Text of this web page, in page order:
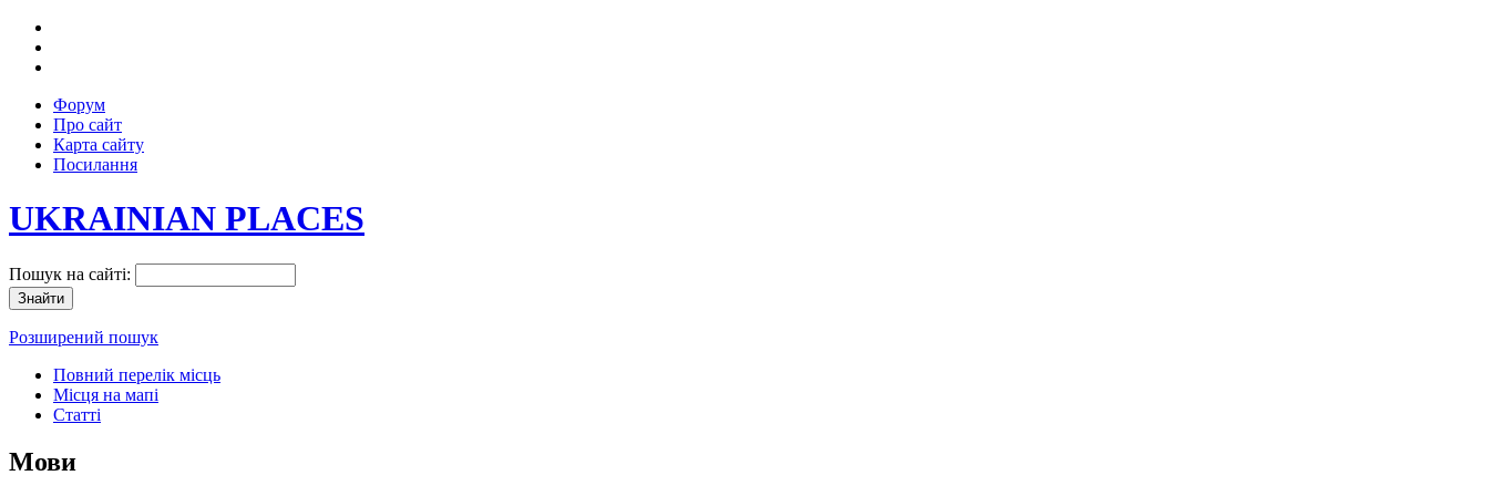
Форум
Про сайт
Карта сайту
Посилання
UKRAINIAN PLACES
Пошук на сайті:
Розширений пошук
Повний перелік місць
Місця на мапі
Статті
Мови